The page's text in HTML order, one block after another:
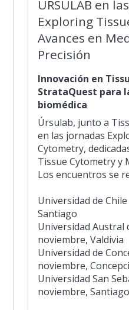
URSULAB en
Exploring
Avances en
Precisión
Innovación en
StrataQuest para
biomédica
Úrsulab, junto a
en las jornadas
Cytometry,
Tissue Cytometry y
Los encuentros se
Universidad de
Santiago
Universidad Austral
noviembre, Valdivia
Universidad de
noviembre,
Universidad San
noviembre, Santiago